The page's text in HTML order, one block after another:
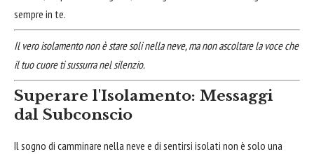
sempre in te.
Il vero isolamento non è stare soli nella neve, ma non ascoltare la voce che
il tuo cuore ti sussurra nel silenzio.
Superare l'Isolamento: Messaggi
dal Subconscio
Il sogno di camminare nella neve e di sentirsi isolati non è solo una